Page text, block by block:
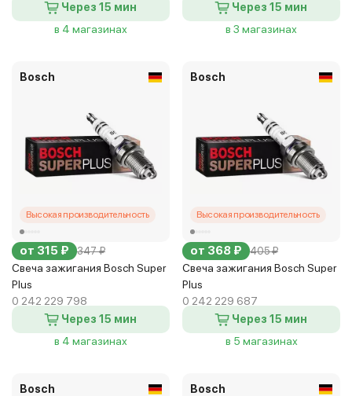
Через 15 мин
в 4 магазинах
Через 15 мин
в 3 магазинах
Bosch
Высокая производительность
от 315 ₽ 347 ₽
Свеча зажигания Bosch Super
Plus
0 242 229 798
Через 15 мин
в 4 магазинах
Bosch
Высокая производительность
от 368 ₽ 405 ₽
Свеча зажигания Bosch Super
Plus
0 242 229 687
Через 15 мин
в 5 магазинах
Bosch Bosch